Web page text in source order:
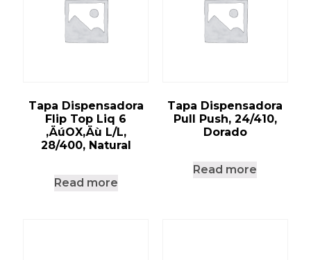
Tapa Dispensadora
Flip Top Liq 6
‚ÄúOX‚Äù L/L,
28/400, Natural
Read more
Tapa Dispensadora
Pull Push, 24/410,
Dorado
Read more